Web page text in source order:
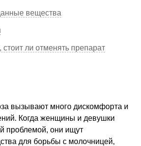
вещества
ли отменять препарат
вызывают много дискомфорта и
Когда женщины и девушки
проблемой, они ищут
для борьбы с молочницей,